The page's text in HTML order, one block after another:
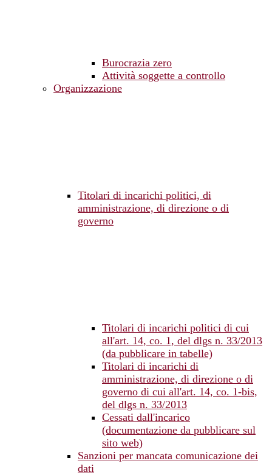
Burocrazia zero
Attività soggette a controllo
Organizzazione
Titolari di incarichi politici, di
amministrazione, di direzione o di
governo
Titolari di incarichi politici di cui
all'art. 14, co. 1, del dlgs n. 33/2013
(da pubblicare in tabelle)
Titolari di incarichi di
amministrazione, di direzione o di
governo di cui all'art. 14, co. 1-bis,
del dlgs n. 33/2013
Cessati dall'incarico
(documentazione da pubblicare sul
sito web)
Sanzioni per mancata comunicazione dei
dati